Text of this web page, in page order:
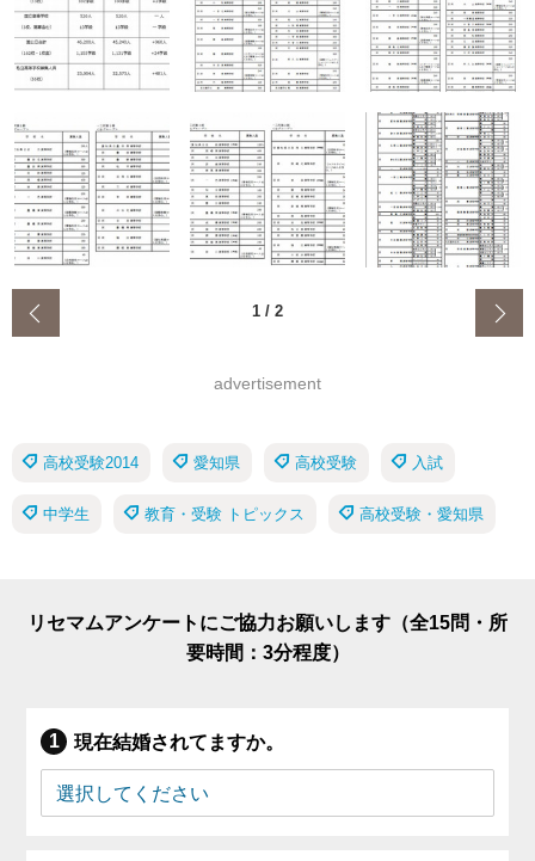
1 / 2
advertisement
高校受験2014 愛知県 高校受験 入試
中学生 教育・受験 トピックス 高校受験・愛知県
リセマムアンケートにご協力お願いします（全15問・所
要時間：3分程度）
現在結婚されてますか。